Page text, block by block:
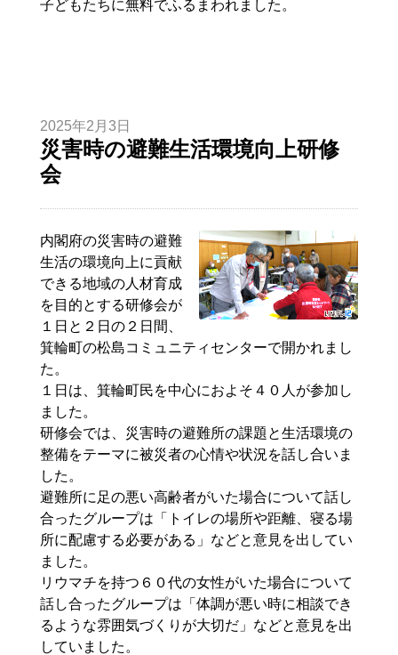
子どもたちに無料でふるまわれました。
2025年2月3日
災害時の避難生活環境向上研修
会
内閣府の災害時の避難
生活の環境向上に貢献
できる地域の人材育成
を目的とする研修会が
１日と２日の２日間、
箕輪町の松島コミュニティセンターで開かれまし
た。
１日は、箕輪町民を中心におよそ４０人が参加し
ました。
研修会では、災害時の避難所の課題と生活環境の
整備をテーマに被災者の心情や状況を話し合いま
した。
避難所に足の悪い高齢者がいた場合について話し
合ったグループは「トイレの場所や距離、寝る場
所に配慮する必要がある」などと意見を出してい
ました。
リウマチを持つ６０代の女性がいた場合について
話し合ったグループは「体調が悪い時に相談でき
るような雰囲気づくりが大切だ」などと意見を出
していました。